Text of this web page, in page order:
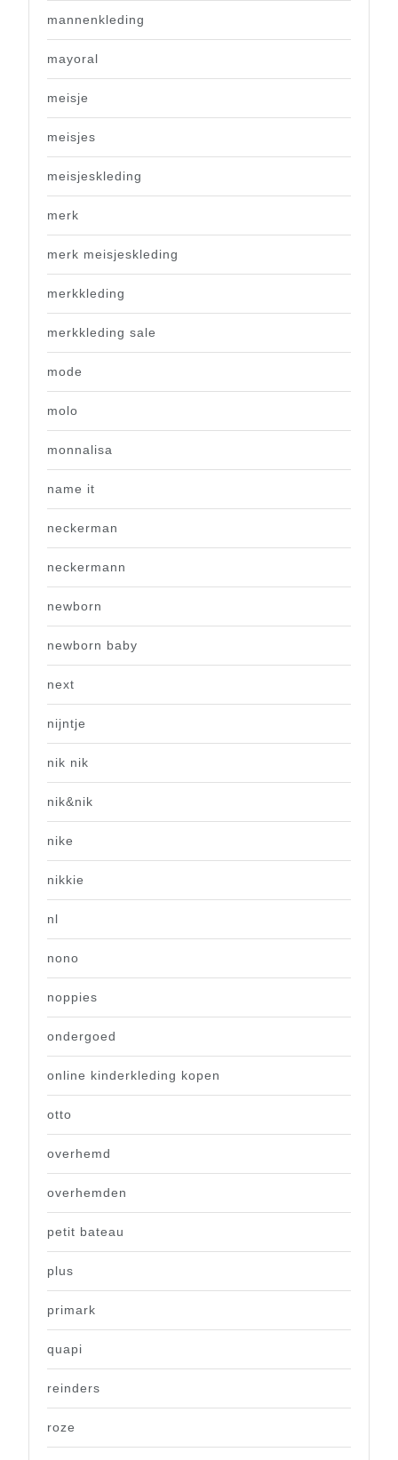
mannenkleding
mayoral
meisje
meisjes
meisjeskleding
merk
merk meisjeskleding
merkkleding
merkkleding sale
mode
molo
monnalisa
name it
neckerman
neckermann
newborn
newborn baby
next
nijntje
nik nik
nik&nik
nike
nikkie
nl
nono
noppies
ondergoed
online kinderkleding kopen
otto
overhemd
overhemden
petit bateau
plus
primark
quapi
reinders
roze